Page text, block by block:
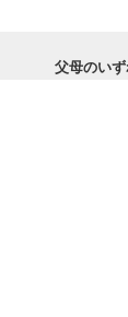
父母のい